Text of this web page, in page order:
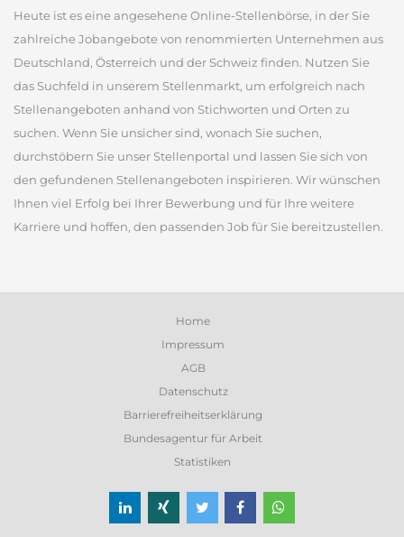
Heute ist es eine angesehene Online-Stellenbörse, in der Sie
zahlreiche Jobangebote von renommierten Unternehmen aus
Deutschland, Österreich und der Schweiz finden. Nutzen Sie
das Suchfeld in unserem Stellenmarkt, um erfolgreich nach
Stellenangeboten anhand von Stichworten und Orten zu
suchen. Wenn Sie unsicher sind, wonach Sie suchen,
durchstöbern Sie unser Stellenportal und lassen Sie sich von
den gefundenen Stellenangeboten inspirieren. Wir wünschen
Ihnen viel Erfolg bei Ihrer Bewerbung und für Ihre weitere
Karriere und hoffen, den passenden Job für Sie bereitzustellen.
Home
Impressum
AGB
Datenschutz
Barrierefreiheitserklärung
Bundesagentur für Arbeit
Statistiken